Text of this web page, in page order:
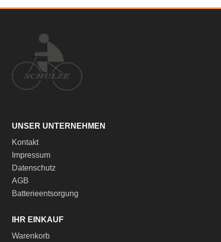
UNSER UNTERNEHMEN
Kontakt
Impressum
Datenschutz
AGB
Batterieentsorgung
IHR EINKAUF
Warenkorb